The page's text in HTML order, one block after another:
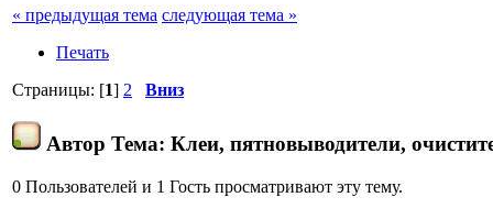
« предыдущая тема следующая тема »
Печать
Страницы: [1] 2 Вниз
Автор Тема: Клеи, пятновыводители,
0 Пользователей и 1 Гость просматривают эту тему.